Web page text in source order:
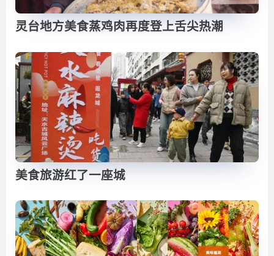
灵台地方美食蒸鸡肉再度登上舌尖热潮
美食旅游红了一座城